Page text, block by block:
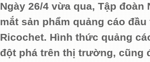
Ngày 26/4 vừa qua, Tập đoàn
mắt sản phẩm quảng cáo
Ricochet. Hình thức quảng
đột phá trên thị trường, cũng